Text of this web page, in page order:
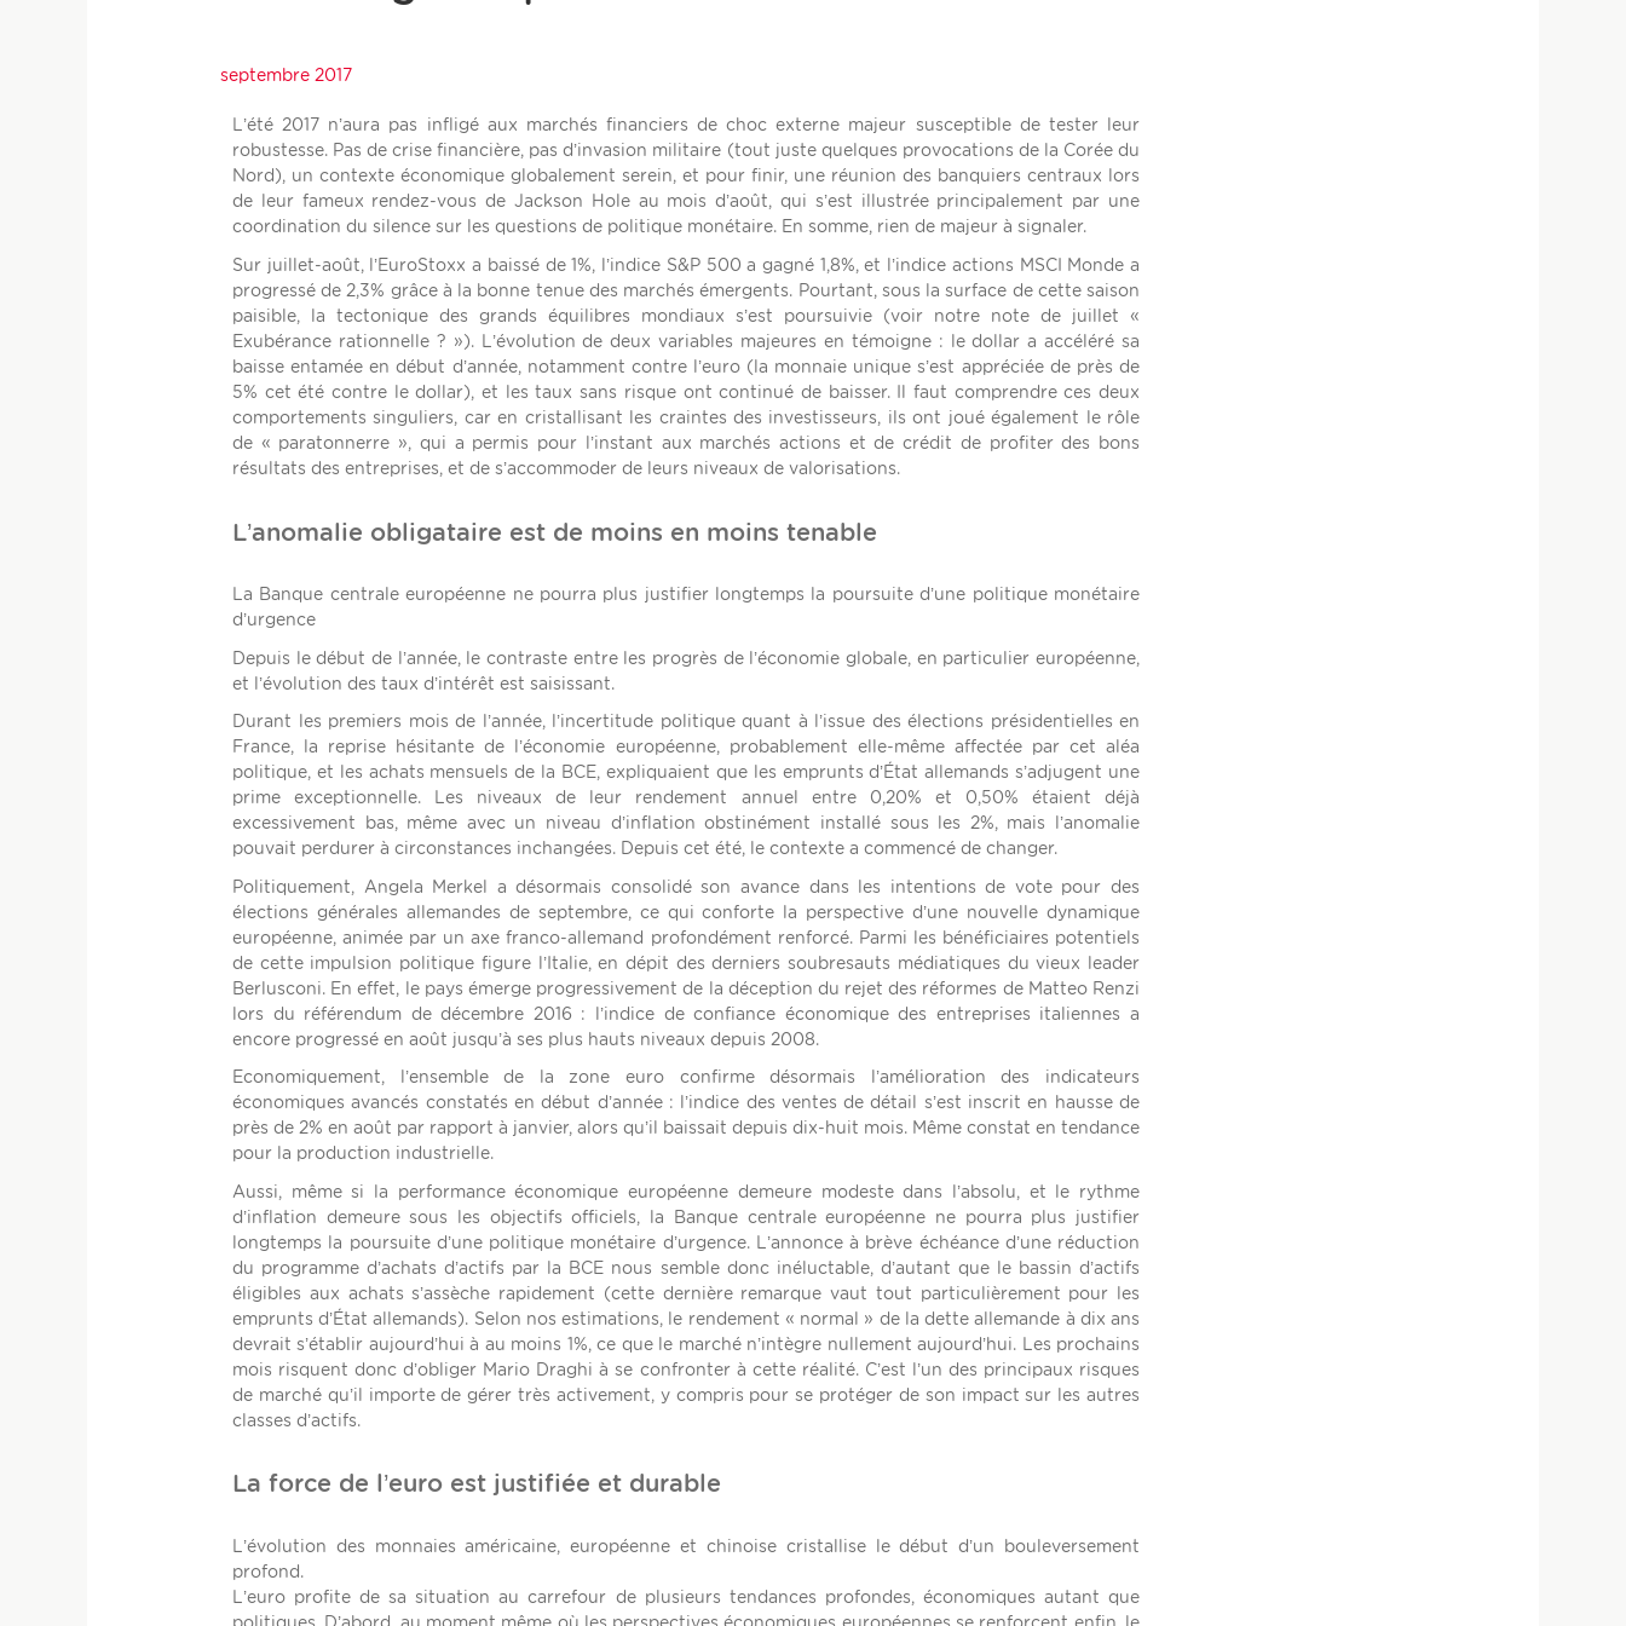
septembre 2017
L’été 2017 n’aura pas infligé aux marchés financiers de choc externe majeur susceptible de tester leur
robustesse. Pas de crise financière, pas d’invasion militaire (tout juste quelques provocations de la Corée du
Nord), un contexte économique globalement serein, et pour finir, une réunion des banquiers centraux lors
de leur fameux rendez-vous de Jackson Hole au mois d’août, qui s’est illustrée principalement par une
coordination du silence sur les questions de politique monétaire. En somme, rien de majeur à signaler.
Sur juillet-août, l’EuroStoxx a baissé de 1%, l’indice S&P 500 a gagné 1,8%, et l’indice actions MSCI Monde a
progressé de 2,3% grâce à la bonne tenue des marchés émergents. Pourtant, sous la surface de cette saison
paisible, la tectonique des grands équilibres mondiaux s’est poursuivie (voir notre note de juillet «
Exubérance rationnelle ? »). L’évolution de deux variables majeures en témoigne : le dollar a accéléré sa
baisse entamée en début d’année, notamment contre l’euro (la monnaie unique s’est appréciée de près de
5% cet été contre le dollar), et les taux sans risque ont continué de baisser. Il faut comprendre ces deux
comportements singuliers, car en cristallisant les craintes des investisseurs, ils ont joué également le rôle
de « paratonnerre », qui a permis pour l’instant aux marchés actions et de crédit de profiter des bons
résultats des entreprises, et de s’accommoder de leurs niveaux de valorisations.
L’anomalie obligataire est de moins en moins tenable
La Banque centrale européenne ne pourra plus justifier longtemps la poursuite d’une politique monétaire
d’urgence
Depuis le début de l’année, le contraste entre les progrès de l’économie globale, en particulier européenne,
et l’évolution des taux d’intérêt est saisissant.
Durant les premiers mois de l’année, l’incertitude politique quant à l’issue des élections présidentielles en
France, la reprise hésitante de l’économie européenne, probablement elle-même affectée par cet aléa
politique, et les achats mensuels de la BCE, expliquaient que les emprunts d’État allemands s’adjugent une
prime exceptionnelle. Les niveaux de leur rendement annuel entre 0,20% et 0,50% étaient déjà
excessivement bas, même avec un niveau d’inflation obstinément installé sous les 2%, mais l’anomalie
pouvait perdurer à circonstances inchangées. Depuis cet été, le contexte a commencé de changer.
Politiquement, Angela Merkel a désormais consolidé son avance dans les intentions de vote pour des
élections générales allemandes de septembre, ce qui conforte la perspective d’une nouvelle dynamique
européenne, animée par un axe franco-allemand profondément renforcé. Parmi les bénéficiaires potentiels
de cette impulsion politique figure l’Italie, en dépit des derniers soubresauts médiatiques du vieux leader
Berlusconi. En effet, le pays émerge progressivement de la déception du rejet des réformes de Matteo Renzi
lors du référendum de décembre 2016 : l’indice de confiance économique des entreprises italiennes a
encore progressé en août jusqu’à ses plus hauts niveaux depuis 2008.
Economiquement, l’ensemble de la zone euro confirme désormais l’amélioration des indicateurs
économiques avancés constatés en début d’année : l’indice des ventes de détail s’est inscrit en hausse de
près de 2% en août par rapport à janvier, alors qu’il baissait depuis dix-huit mois. Même constat en tendance
pour la production industrielle.
Aussi, même si la performance économique européenne demeure modeste dans l’absolu, et le rythme
d’inflation demeure sous les objectifs officiels, la Banque centrale européenne ne pourra plus justifier
longtemps la poursuite d’une politique monétaire d’urgence. L’annonce à brève échéance d’une réduction
du programme d’achats d’actifs par la BCE nous semble donc inéluctable, d’autant que le bassin d’actifs
éligibles aux achats s’assèche rapidement (cette dernière remarque vaut tout particulièrement pour les
emprunts d’État allemands). Selon nos estimations, le rendement « normal » de la dette allemande à dix ans
devrait s’établir aujourd’hui à au moins 1%, ce que le marché n’intègre nullement aujourd’hui. Les prochains
mois risquent donc d’obliger Mario Draghi à se confronter à cette réalité. C’est l’un des principaux risques
de marché qu’il importe de gérer très activement, y compris pour se protéger de son impact sur les autres
classes d’actifs.
La force de l’euro est justifiée et durable
L’évolution des monnaies américaine, européenne et chinoise cristallise le début d’un bouleversement
profond.
L’euro profite de sa situation au carrefour de plusieurs tendances profondes, économiques autant que